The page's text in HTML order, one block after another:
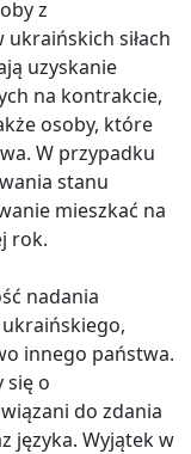
z
siłach
uzyskanie
na kontrakcie,
osoby, które
W przypadku
stanu
mieszkać na
rok.
nadania
innego państwa.
się o
do zdania
języka. Wyjątek w